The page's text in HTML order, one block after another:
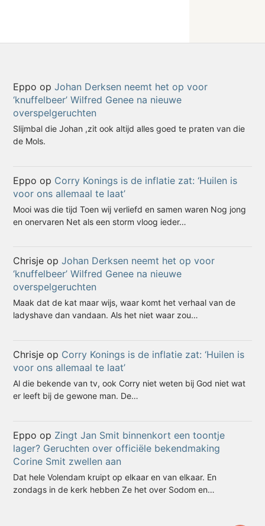
Eppo opJohan Derksen neemt het op voor
‘knuffelbeer’ Wilfred Genee na nieuwe
overspelgeruchten
Slijmbal die Johan ,zit ook altijd alles goed te praten van die
de Mols.
Eppo op Corry Konings is de inflatie zat: ‘Huilen is
voor ons allemaal te laat’
Mooi was die tijd Toen wij verliefd en samen waren Nog jong
en onervaren Net als een storm vloog ieder…
Chrisje opJohan Derksen neemt het op voor
‘knuffelbeer’ Wilfred Genee na nieuwe
overspelgeruchten
Maak dat de kat maar wijs, waar komt het verhaal van de
ladyshave dan vandaan. Als het niet waar zou…
Chrisje op Corry Konings is de inflatie zat: ‘Huilen is
voor ons allemaal te laat’
Al die bekende van tv, ook Corry niet weten bij God niet wat
er leeft bij de gewone man. De…
Eppo op Zingt Jan Smit binnenkort een toontje
lager? Geruchten over officiële bekendmaking
Corine Smit zwellen aan
Dat hele Volendam kruipt op elkaar en van elkaar. En
zondags in de kerk hebben Ze het over Sodom en…